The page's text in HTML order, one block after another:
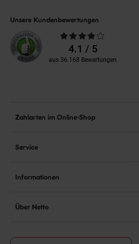
Unsere Kundenbewertungen
Durchschnittliche
Bewertungen4.1 / 5
aus 36.168 Bewertungen
Zahlarten im Online-Shop
Service
Informationen
Über Netto